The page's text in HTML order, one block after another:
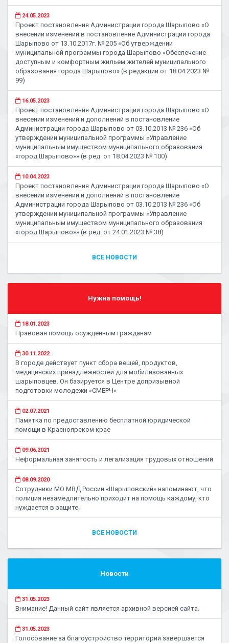
24.05.2023
Проект постановления Администрации города Шарыпово «О
внесении изменений в постановление Администрации города
Шарыпово от 13.10.2017г. № 205 «Об утверждении
муниципальной программы города Шарыпово «Обеспечение
доступным и комфортным жильем жителей муниципального
образования города Шарыпово» (в редакции от 18.04.2023 №
99)
16.05.2023
Проект постановления Администрации города Шарыпово «О
внесении изменений и дополнений в постановление
Администрации города Шарыпово от 03.10.2013 № 236 «Об
утверждении муниципальной программы «Управление
муниципальным имуществом муниципального образования
«город Шарыпово»» (в ред. от 18.04.2023 № 100)
10.04.2023
Проект постановления Администрации города Шарыпово «О
внесении изменений и дополнений в постановление
Администрации города Шарыпово от 03.10.2013 № 236 «Об
утверждении муниципальной программы «Управление
муниципальным имуществом муниципального образования
«город Шарыпово»» (в ред. от 24.01.2023 № 38)
ВСЕ НОВОСТИ
Нужна помощь!
18.01.2023
Правовая помощь осужденным гражданам
30.11.2022
В городе действует пункт сбора вещей, продуктов,
медицинских принадлежностей для мобилизованных
шарыповцев. Он базируется в Центре допризывной
подготовки молодежи «СМЕРЧ»
02.07.2021
Памятка по предоставлению бесплатной юридической
помощи в Красноярском крае
09.06.2021
Неформальная занятость и легализация трудовых отношений
08.09.2020
Сотрудники МО МВД России «Шарыповский» напоминают, что
полиция незамедлительно приходит на помощь каждому, кто
нуждается в защите.
ВСЕ НОВОСТИ
Новости
31.05.2023
Внимание! Данный сайт является архивной версией сайта.
31.05.2023
Голосование за благоустройство территорий завершается